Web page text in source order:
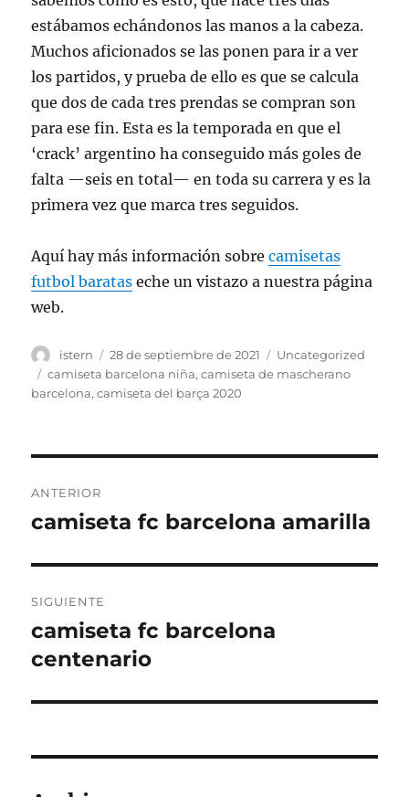
estábamos echándonos las manos a la cabeza.
Muchos aficionados se las ponen para ir a ver
los partidos, y prueba de ello es que se calcula
que dos de cada tres prendas se compran son
para ese fin. Esta es la temporada en que el
‘crack’ argentino ha conseguido más goles de
falta —seis en total— en toda su carrera y es la
primera vez que marca tres seguidos.
Aquí hay más información sobrecamisetas
futbol baratas eche un vistazo a nuestra página
web.
Autor
istern
Publicado
el
28 de septiembre de 2021 Categorías
Uncategorized
Etiquetas
camiseta barcelona niña,camiseta de mascherano
barcelona,camiseta del barça 2020
de
ANTERIOR
Entrada
camiseta fc barcelona amarilla
SIGUIENTE
Entrada
siguiente:
camiseta fc barcelona
centenario